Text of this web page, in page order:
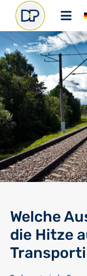
Welche
die Hitze